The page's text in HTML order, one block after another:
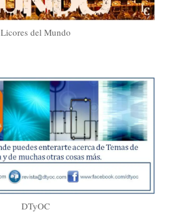
Licores del Mundo
DTyOC